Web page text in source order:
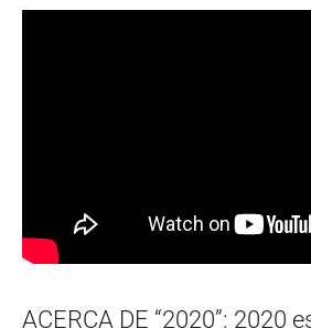
ACERCA DE “2020”: 2020